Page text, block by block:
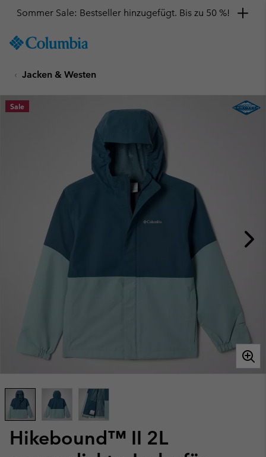
TO
SKIP
MAIN
NAV
Sommer Sale: Bestseller hinzugefügt. Bis zu 50 %!
Jacken & Westen
Hikebound™ II 2L
Sale